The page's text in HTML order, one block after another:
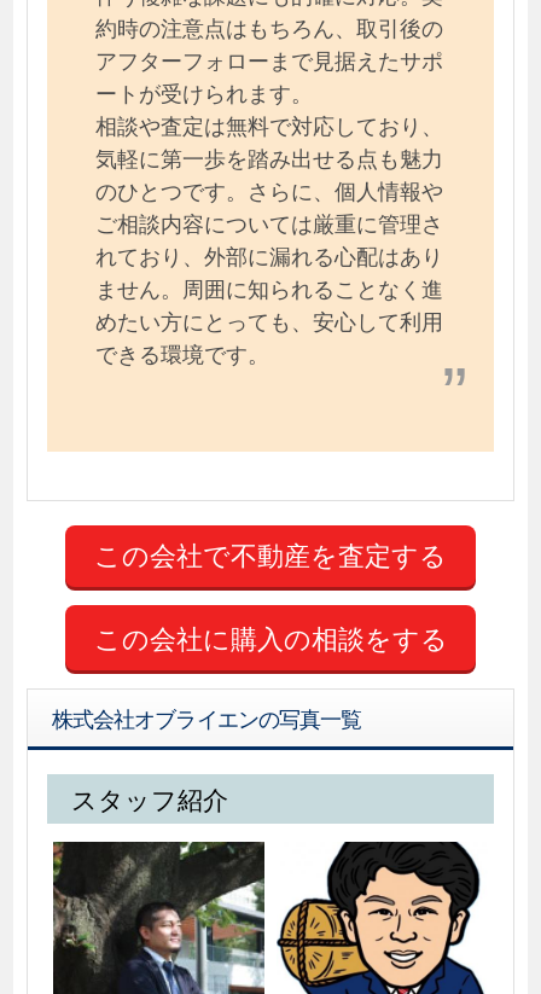
約時の注意点はもちろん、取引後の
アフターフォローまで見据えたサポ
ートが受けられます。
相談や査定は無料で対応しており、
気軽に第一歩を踏み出せる点も魅力
のひとつです。さらに、個人情報や
ご相談内容については厳重に管理さ
れており、外部に漏れる心配はあり
ません。周囲に知られることなく進
めたい方にとっても、安心して利用
できる環境です。
この会社に購入の相談をする
株式会社オブライエンの写真一覧
スタッフ紹介